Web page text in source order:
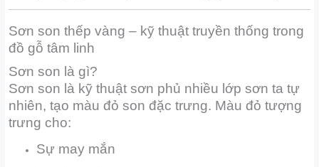
Sơn son thếp vàng – kỹ thuật truyền thống trong
đồ gỗ tâm linh
Sơn son là gì?
Sơn son là kỹ thuật sơn phủ nhiều lớp sơn ta tự
nhiên, tạo màu đỏ son đặc trưng. Màu đỏ tượng
trưng cho:
Sự may mắn